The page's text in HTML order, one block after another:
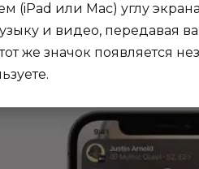
(iPad или Mac) углу
и видео, передавая
же значок появляется